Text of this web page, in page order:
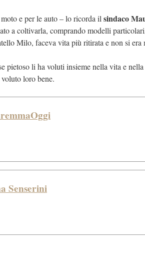
e per le auto – lo ricorda il sindaco
a coltivarla, comprando modelli
Milo, faceva vita più ritirata e non si era
pietoso li ha voluti insieme nella vita e
loro bene.
Senserini